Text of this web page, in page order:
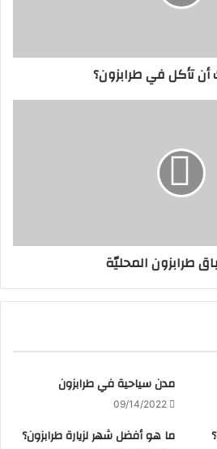
أن تأكل في طرابزون؟
طرابزون المحليّة
مدن سياحية في طرابزون
09/14/2022
ما هو أفضل شهر لزيارة طرابزون؟